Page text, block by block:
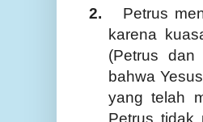
2.
Petrus
karena
(Petrus dan
bahwa
yang telah
Petrus tidak